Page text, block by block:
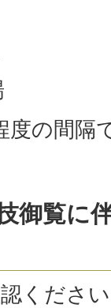
度の間隔
御覧に
くださ